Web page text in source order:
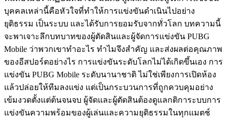
บุคคลเหล่านี้คือหัวใจที่ทำให้การแข่งขันดำเนินไปอย่าง
ยุติธรรม เป็นระบบ และได้รับการยอมรับจากทั่วโลก บทความนี้
จะพาเจาะลึกบทบาทของผู้ตัดสินและผู้จัดการแข่งขัน PUBG
Mobile ว่าพวกเขาทำอะไร ทำไมจึงสำคัญ และส่งผลต่อคุณภาพ
ของอีสปอร์ตอย่างไร การแข่งขันระดับโลกไม่ได้เกิดขึ้นเอง การ
แข่งขัน PUBG Mobile ระดับนานาชาติ ไม่ใช่เพียงการเปิดห้อง
แล้วปล่อยให้ทีมลงแข่ง แต่เป็นกระบวนการที่ถูกควบคุมอย่าง
เข้มงวดตั้งแต่ต้นจนจบ ผู้จัดและผู้ตัดสินต้องดูแลกติการะบบการ
แข่งขันความพร้อมของผู้เล่นและความยุติธรรมในทุกแมตช์